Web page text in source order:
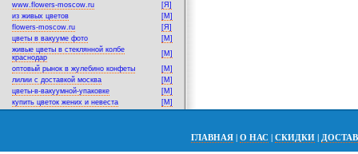
www.flowers-moscow.ru
[Я]
из живых цветов
[M]
flowers-moscow.ru
[Я]
цветы в вакууме фото
[M]
живые цветы в стеклянной колбе
краснодар
[M]
оптовый рынок в жулебино конфеты
[M]
лилии с доставкой москва
[M]
цветы-в-вакуумной-упаковке
[M]
купить цветок жених и невеста
[M]
ГЛАВНАЯ | О НАС | СКИДКИ |